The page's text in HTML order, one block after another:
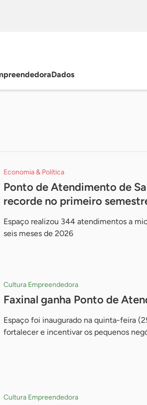
Dados
Economia & Política
Ponto de Atendimento de
recorde no primeiro
Espaço realizou 344 atendimentos a
seis meses de 2026
Cultura Empreendedora
Faxinal ganha Ponto de
Espaço foi inaugurado na quinta-feira
fortalecer e incentivar os pequenos
Cultura Empreendedora